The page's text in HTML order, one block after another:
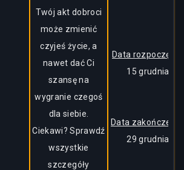
Twój akt dobroci
może zmienić
czyjeś życie, a
nawet dać Ci
szansę na
wygranie czegoś
dla siebie.
Ciekawi? Sprawdź
wszystkie
szczegóły
Data rozpoczęcia:
15 grudnia
Data
29 grudnia